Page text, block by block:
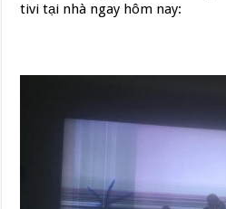
tivi tại nhà ngay hôm nay: